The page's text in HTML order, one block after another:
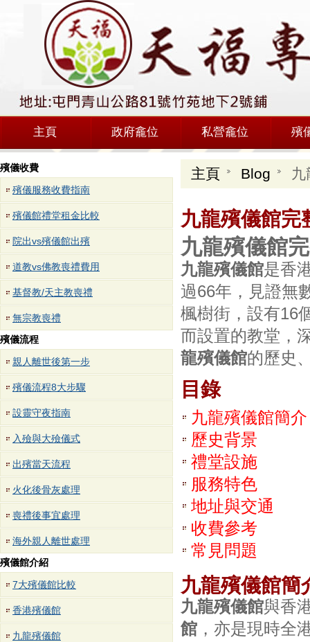
主頁 政府龕位 私營龕位 殯
殯儀收費
殯儀服務收費指南
殯儀館禮堂租金比較
院出vs殯儀館出殯
道教vs佛教喪禮費用
基督教/天主教喪禮
無宗教喪禮
殯儀流程
親人離世後第一步
殯儀流程8大步驟
設靈守夜指南
入殮與大殮儀式
出殯當天流程
火化後骨灰處理
喪禮後事宜處理
海外親人離世處理
殯儀館介紹
7大殯儀館比較
香港殯儀館
九龍殯儀館
主頁 Blog 九
九龍殯儀館完
九龍殯儀館
九龍殯儀館是香
過66年，見證無
楓樹街，設有16
而設置的教堂，
龍殯儀館的歷史
目錄
九龍殯儀館簡介
歷史背景
禮堂設施
服務特色
地址與交通
收費參考
常見問題
九龍殯儀館簡
九龍殯儀館與香
館 ，亦是現時全